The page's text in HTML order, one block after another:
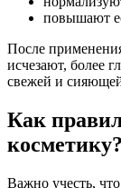
повышают
После
исчезают, более
свежей и
Как
косметику?
Важно учесть, что